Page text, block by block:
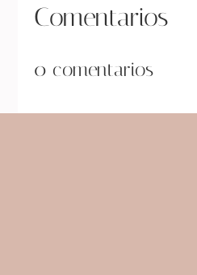
Comentarios
0 comentarios